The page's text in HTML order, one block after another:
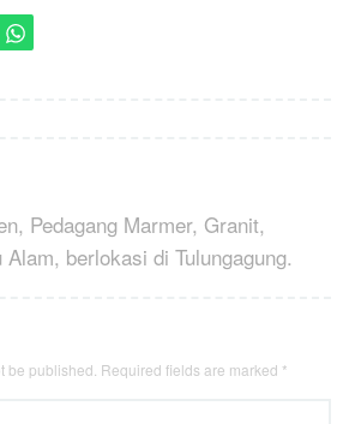
Pedagang Marmer, Granit,
berlokasi di Tulungagung.
be published. Required fields are marked *